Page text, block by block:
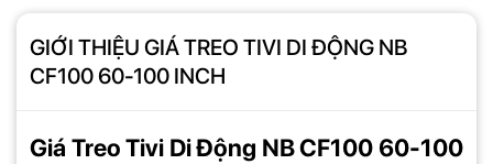
GIỚI THIỆU GIÁ TREO TIVI DI ĐỘNG NB
CF100 60-100 INCH
Giá Treo Tivi Di Động NB CF100 60-100